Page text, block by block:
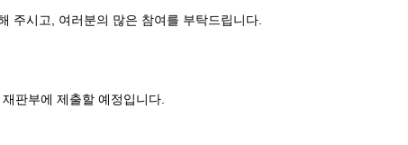
주시고 여러분의 많은 참여를 부탁드립니다
재판부에 제출할 예정입니다